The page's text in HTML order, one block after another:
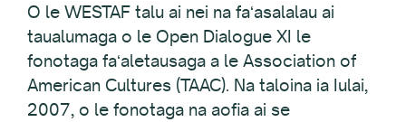
O le WESTAF talu ai nei na faʻasalalau ai
taualumaga o le Open Dialogue XI le
fonotaga faʻaletausaga a le Association of
American Cultures (TAAC). Na taloina ia Iulai,
2007, o le fonotaga na aofia ai se